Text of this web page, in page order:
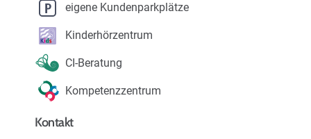
eigene Kundenparkplätze
Kinderhörzentrum
CI-Beratung
Kompetenzzentrum
Kontakt